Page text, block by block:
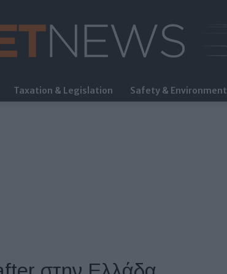
FleetNews
Taxation & Legislation Safety & Environment